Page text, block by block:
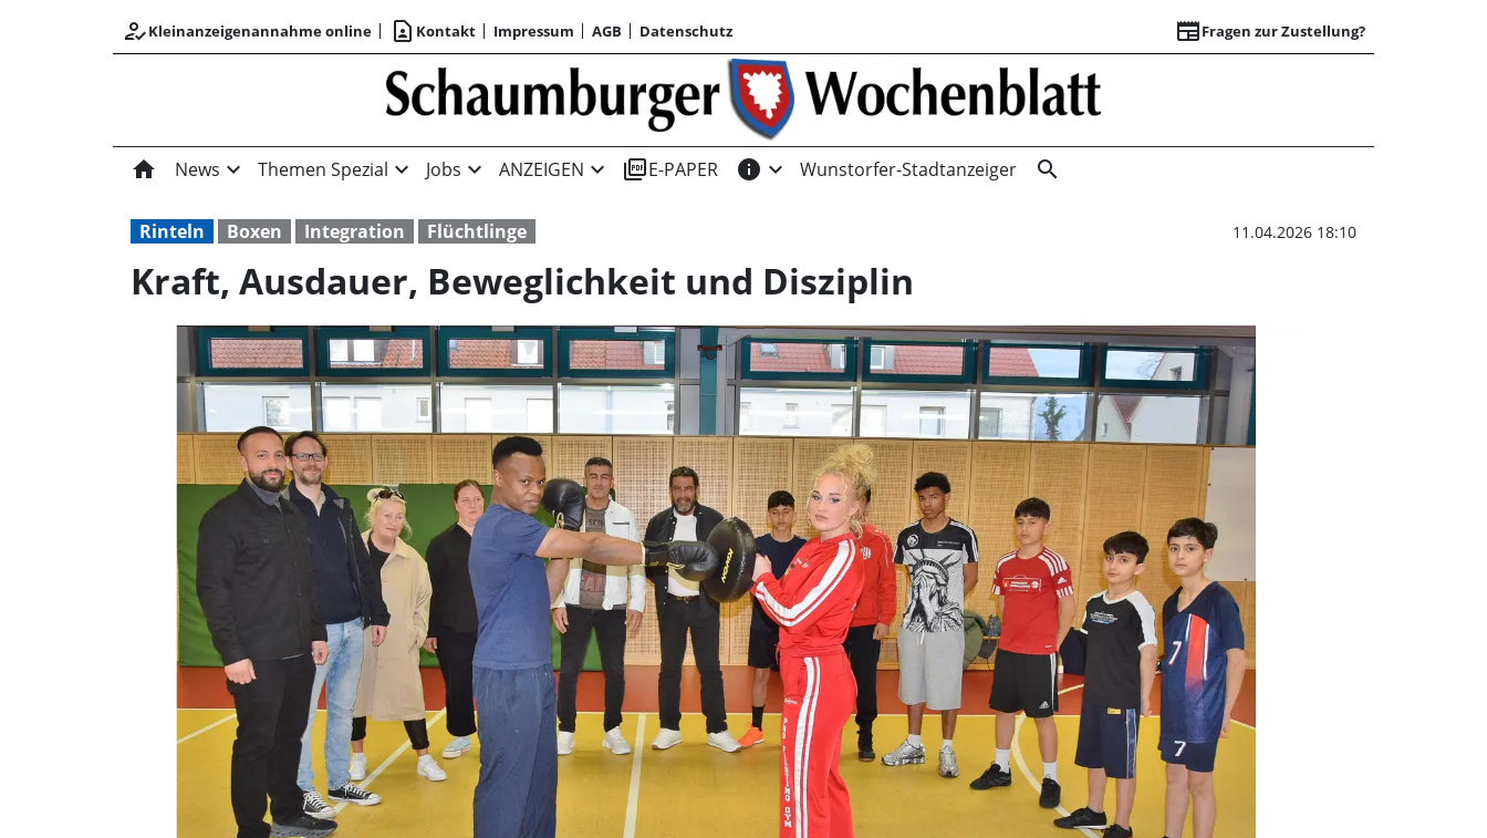
how_to_regKleinanzeigenannahme online contact_page Kontakt Impressum AGB Datenschutz newspaperFragen zur Zustellung?
Kraft, Ausdauer,
home News expand_more Themen Spezial expand_more Jobs expand_more ANZEIGEN expand_more picture_as_pdfE-PAPER info expand_more Wunstorfer-Stadtanzeiger search
Rinteln Boxen Integration Flüchtlinge 11.04.2026 18:10
Kraft, Ausdauer, Beweglichkeit und Disziplin